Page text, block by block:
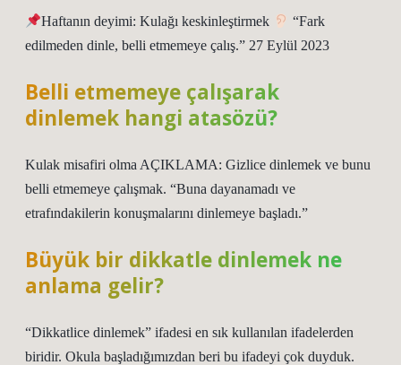
Haftanın deyimi: Kulağı keskinleştirmek
“Fark
edilmeden dinle, belli etmemeye çalış.” 27 Eylül 2023
Belli etmemeye çalışarak
dinlemek hangi atasözü?
Kulak misafiri olma AÇIKLAMA: Gizlice dinlemek ve bunu
belli etmemeye çalışmak. “Buna dayanamadı ve
etrafındakilerin konuşmalarını dinlemeye başladı.”
Büyük bir dikkatle dinlemek ne
anlama gelir?
“Dikkatlice dinlemek” ifadesi en sık kullanılan ifadelerden
biridir. Okula başladığımızdan beri bu ifadeyi çok duyduk.